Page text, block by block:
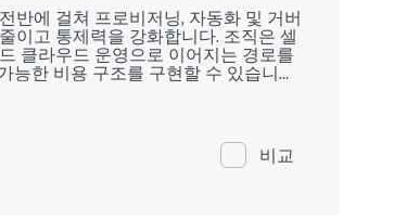
반에 걸쳐 프로비저닝, 자동화 및 거버
이고 통제력을 강화합니다. 조직은 셀
클라우드 운영으로 이어지는 경로를
능한 비용 구조를 구현할 수 있습니다.
하고, 도구 확산을 줄이며, 단일 컨트
근제어를 적용하며, 정책을 시행하고,
비교